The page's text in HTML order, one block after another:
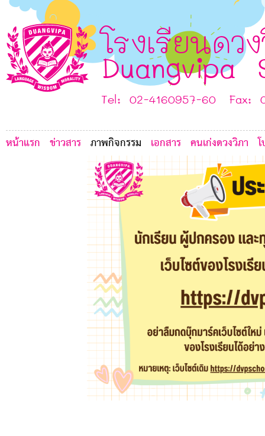
โรงเรียนดว
Duangvipa
Tel: 02-4160957-60 Fax:
หน้าแรก ข่าวสาร ภาพกิจกรรม เอกสาร คนเก่งดวงวิภา
J A